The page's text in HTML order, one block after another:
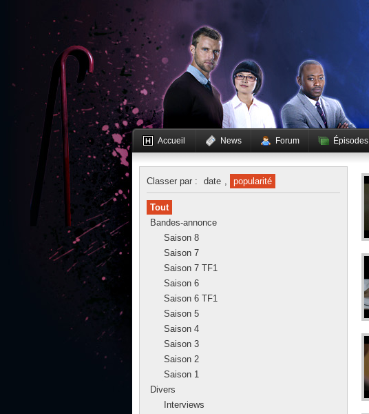
Accueil News Forum Épisodes
Classer par : date , popularité
Tout
Bandes-annonce
Saison 8
Saison 7
Saison 7 TF1
Saison 6
Saison 6 TF1
Saison 5
Saison 4
Saison 3
Saison 2
Saison 1
Divers
Interviews